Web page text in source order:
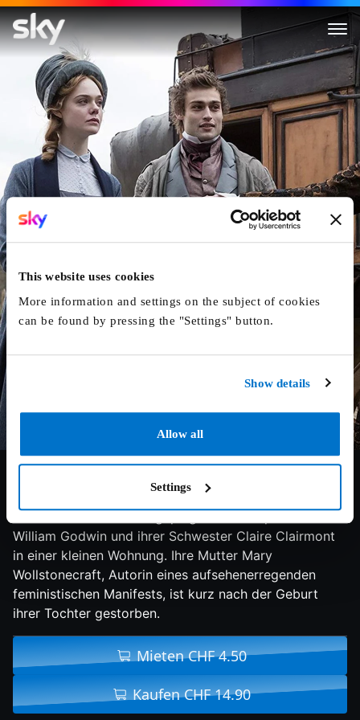
This website uses cookies
More information and settings on the subject of cookies
can be found by pressing the "Settings" button.
Show details
Allow all
Settings
Mary Shelley
7/10 2018 120 min Drama
Die rebellische 16-jährige Mary Wollstonecraft Godwin
lebt mit ihrem schuldengeplagten Philosophen-Vater
William Godwin und ihrer Schwester Claire Clairmont
in einer kleinen Wohnung. Ihre Mutter Mary
Wollstonecraft, Autorin eines aufsehenerregenden
feministischen Manifests, ist kurz nach der Geburt
ihrer Tochter gestorben.
Mieten CHF 4.50
Kaufen CHF 14.90